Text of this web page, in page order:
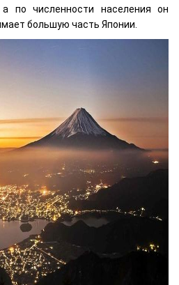
по численности населения он
большую часть Японии.